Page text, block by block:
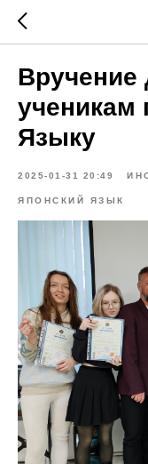
ученикам
Языку
2025-01-31 20:49
ЯПОНСКИЙ ЯЗЫК